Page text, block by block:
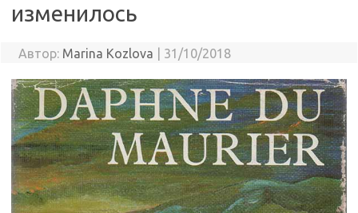
изменилось
Автор: Marina Kozlova 31/10/2018